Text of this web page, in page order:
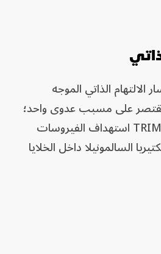
الذاتي الموجه
يقتصر على مسبب عدوى واحد؛
إذ يستطيع بروتين TRIM21 استهداف الفيروسات
السالمونيلا داخل الخلايا